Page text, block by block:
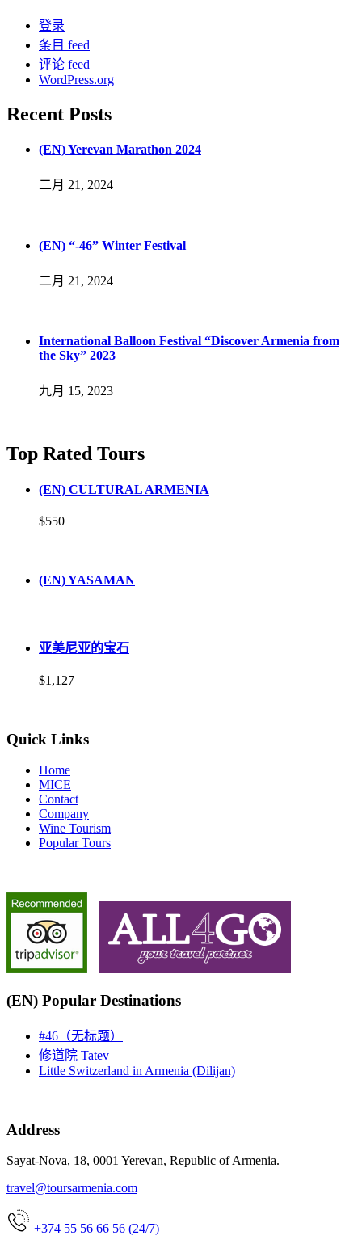
登录
条目 feed
评论 feed
WordPress.org
Recent Posts
(EN) Yerevan Marathon 2024
二月 21, 2024
(EN) “-46” Winter Festival
二月 21, 2024
International Balloon Festival “Discover Armenia from
the Sky” 2023
九月 15, 2023
Top Rated Tours
(EN) CULTURAL ARMENIA
$550
(EN) YASAMAN
亚美尼亚的宝石
$1,127
Quick Links
Home
MICE
Contact
Company
Wine Tourism
Popular Tours
(EN) Popular Destinations
#46（无标题）
修道院 Tatev
Little Switzerland in Armenia (Dilijan)
Address
Sayat-Nova, 18, 0001 Yerevan, Republic of Armenia.
travel@toursarmenia.com
+374 55 56 66 56 (24/7)